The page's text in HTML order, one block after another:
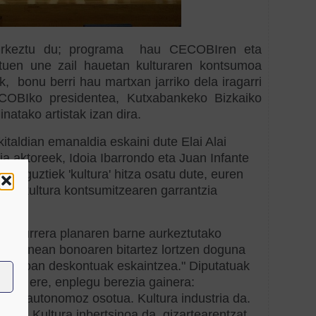
du; programa hau CECOBIren eta
une zail hauetan kulturaren kontsumoa
bonu berri hau martxan jarriko dela iragarri
presidentea, Kutxabankeko Bizkaiko
artistak izan dira.
emanaldia eskaini dute Elai Alai
aktoreek, Idoia Ibarrondo eta Juan Infante
guztiek 'kultura' hitza osatu dute, euren
kultura kontsumitzearen garrantzia
Aurrera planaren barne aurkeztutako
finean bonoaren bitartez lortzen doguna
deskontuak eskaintzea." Diputatuak
ere, enplegu berezia gainera:
autonomoz osotua. Kultura industria da.